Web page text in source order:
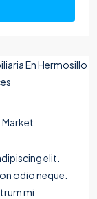
Market
elit.
odio neque.
mi